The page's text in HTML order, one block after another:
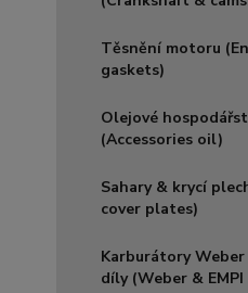
Těsnění motoru
gaskets)
Olejové
(Accessories oil)
Sahary & krycí
cover plates)
Karburátory Weber
díly (Weber &